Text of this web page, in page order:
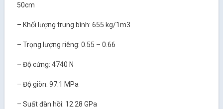
50cm
– Khối lượng trung bình: 655 kg/1m3
– Trọng lượng riêng: 0.55 – 0.66
– Độ cứng: 4740 N
– Độ giòn: 97.1 MPa
– Suất đàn hồi: 12.28 GPa